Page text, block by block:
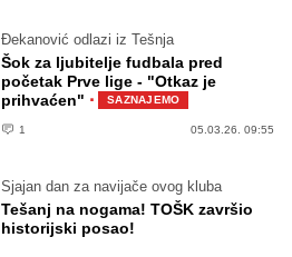
Đekanović odlazi iz Tešnja
Šok za ljubitelje fudbala pred
početak Prve lige - "Otkaz je
prihvaćen" · SAZNAJEMO
1 05.03.26. 09:55
Sjajan dan za navijače ovog kluba
Tešanj na nogama! TOŠK završio
historijski posao!